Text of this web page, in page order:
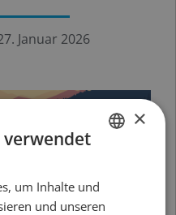
Januar 2026
FRENCH
×
verwendet
um Inhalte und
und unseren